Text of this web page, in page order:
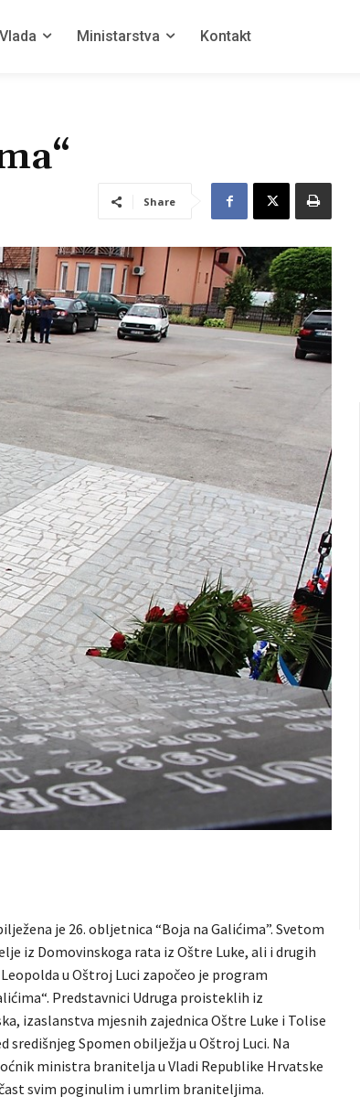
Vlada Ministarstva Kontakt
Share
je 26. obljetnica “Boja na Galićima”. Svetom
iz Domovinskoga rata iz Oštre Luke, ali i drugih
u Oštroj Luci započeo je program
Predstavnici Udruga proisteklih iz
izaslanstva mjesnih zajednica Oštre Luke i Tolise
središnjeg Spomen obilježja u Oštroj Luci. Na
ministra branitelja u Vladi Republike Hrvatske
svim poginulim i umrlim braniteljima.